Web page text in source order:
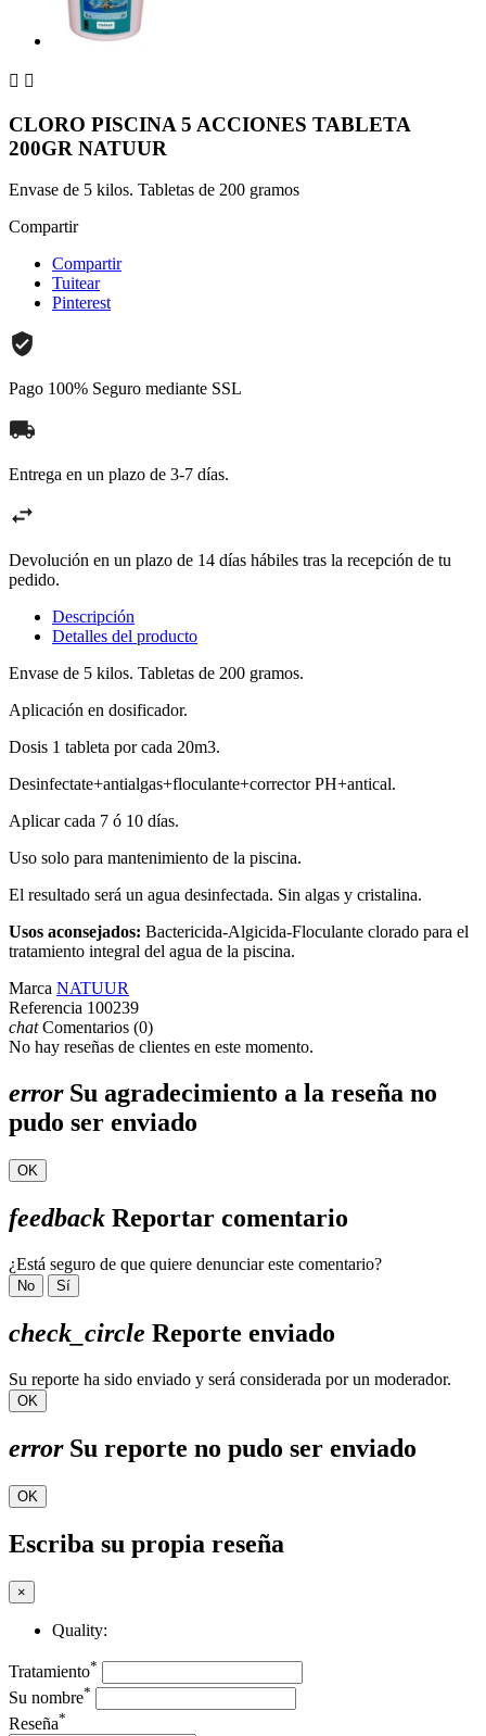
 
CLORO PISCINA 5 ACCIONES TABLETA
200GR NATUUR
Envase de 5 kilos. Tabletas de 200 gramos
Compartir
Compartir
Tuitear
Pinterest
Pago 100% Seguro mediante SSL
Entrega en un plazo de 3-7 días.
Devolución en un plazo de 14 días hábiles tras la recepción de tu
pedido.
Descripción
Detalles del producto
Envase de 5 kilos. Tabletas de 200 gramos.
Aplicación en dosificador.
Dosis 1 tableta por cada 20m3.
Desinfectate+antialgas+floculante+corrector PH+antical.
Aplicar cada 7 ó 10 días.
Uso solo para mantenimiento de la piscina.
El resultado será un agua desinfectada. Sin algas y cristalina.
Usos aconsejados: Bactericida-Algicida-Floculante clorado para el
tratamiento integral del agua de la piscina.
Marca NATUUR
Referencia 100239
chatComentarios (0)
No hay reseñas de clientes en este momento.
errorSu agradecimiento a la reseña no
pudo ser enviado
OK
feedback Reportar comentario
¿Está seguro de que quiere denunciar este comentario?
No Sí
check_circle Reporte enviado
Su reporte ha sido enviado y será considerada por un moderador.
OK
errorSu reporte no pudo ser enviado
OK
Escriba su propia reseña
×
Quality:
Tratamiento*
Su nombre*
Reseña*